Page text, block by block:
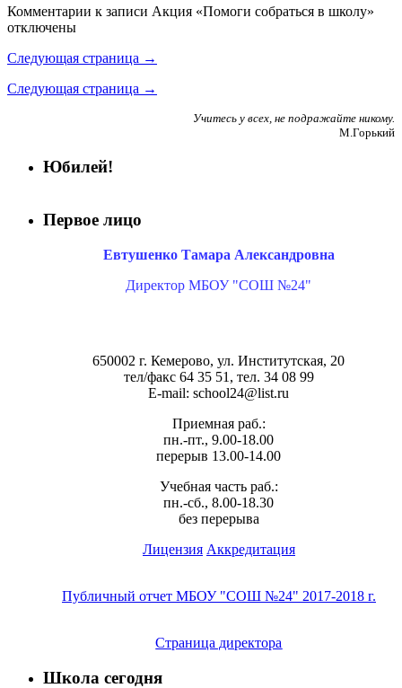
Комментарии к записи Акция «Помоги собраться в школу»
отключены
Следующая страница →
Следующая страница →
Учитесь у всех, не подражайте никому.
М.Горький
Юбилей!
Первое лицо
Евтушенко Тамара Александровна
Директор МБОУ "СОШ №24"
650002 г. Кемерово, ул. Институтская, 20
тел/факс 64 35 51, тел. 34 08 99
E-mail: school24@list.ru
Приемная раб.:
пн.-пт., 9.00-18.00
перерыв 13.00-14.00
Учебная часть раб.:
пн.-сб., 8.00-18.30
без перерыва
Лицензия Аккредитация
Публичный отчет МБОУ "СОШ №24" 2017-2018 г.
Страница директора
Школа сегодня